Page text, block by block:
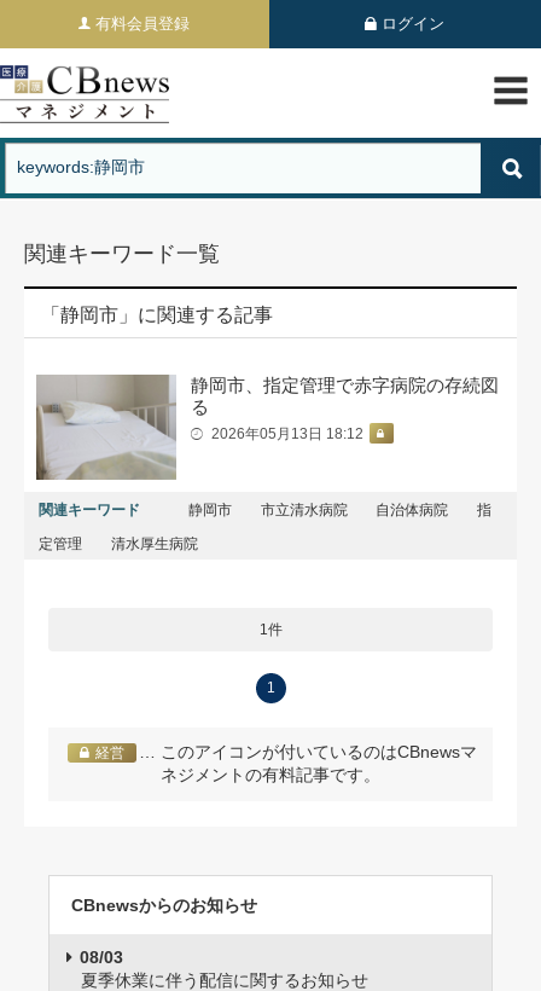
有料会員登録 ログイン
関連キーワード一覧
「静岡市」に関連する記事
静岡市、指定管理で赤字病院の存続図
る
2026年05月13日 18:12
関連キーワード 静岡市 市立清水病院 自治体病院
指
定管理
清水厚生病院
1件
1
経営
… このアイコンが付いているのはCBnewsマ
ネジメントの有料記事です。
CBnewsからのお知らせ
08/03
夏季休業に伴う配信に関するお知らせ